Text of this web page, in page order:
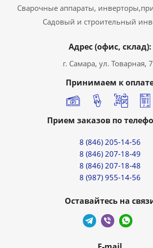
Сварочные аппараты,
Садовый и строительный
Адрес (офис, склад):
г. Самара, ул. Товарная,
Принимаем к
Прием заказов по
8 (846) 205-14-56
8 (846) 207-18-49
8 (846) 207-18-48
8 (987) 955-14-56
Оставайтесь на